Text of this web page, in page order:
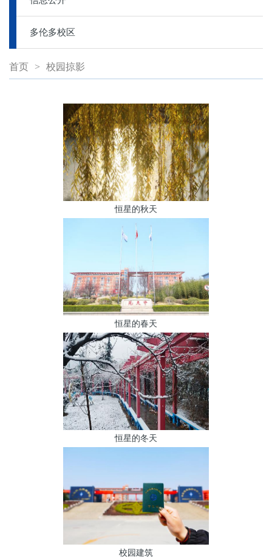
多伦多校区
首页 > 校园掠影
恒星的秋天
恒星的春天
恒星的冬天
校园建筑